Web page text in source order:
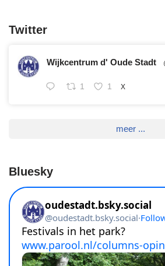
Twitter
Wijkcentrum d' Oude Stadt
1 1 X
meer ...
Bluesky